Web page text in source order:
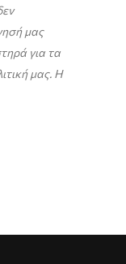
μας
για τα
μας. Η